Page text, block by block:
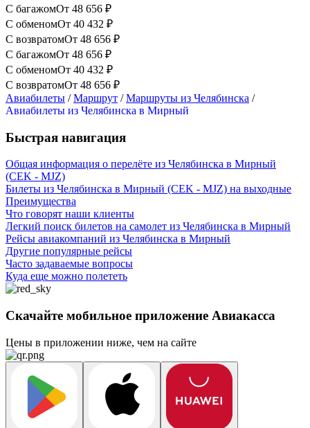
С багажомОт 48 656 ₽
С обменомОт 40 432 ₽
С возвратомОт 48 656 ₽
С багажомОт 48 656 ₽
С обменомОт 40 432 ₽
С возвратомОт 48 656 ₽
Авиабилеты /Маршрут /Маршруты из Челябинска /
Авиабилеты из Челябинска в Мирный
Быстрая навигация
Общая информация о перелёте из Челябинска в Мирный
(CEK - MJZ)
Билеты из Челябинска в Мирный (CEK - MJZ) на выходные
Преимущества
Что говорят наши клиенты
Легкий поиск билетов на самолет из Челябинска в Мирный
Рейсы авиакомпаний из Челябинска в Мирный
Другие популярные рейсы
Часто задаваемые вопросы
Куда еще можно полететь
Скачайте мобильное приложение Авиакасса
Цены в приложении ниже, чем на сайте